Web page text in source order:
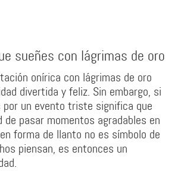
sueñes con lágrimas de oro
onírica con lágrimas de oro
divertida y feliz. Sin embargo, si
por un evento triste significa que
de pasar momentos agradables en
forma de llanto no es símbolo de
piensan, es entonces un